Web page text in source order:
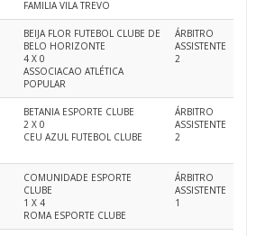
FAMILIA VILA TREVO
BEIJA FLOR FUTEBOL CLUBE DE
BELO HORIZONTE
4 X 0
ASSOCIACAO ATLÉTICA
POPULAR
ÁRBITRO
ASSISTENTE
2
BETANIA ESPORTE CLUBE
2 X 0
CEU AZUL FUTEBOL CLUBE
ÁRBITRO
ASSISTENTE
2
COMUNIDADE ESPORTE
CLUBE
1 X 4
ROMA ESPORTE CLUBE
ÁRBITRO
ASSISTENTE
1